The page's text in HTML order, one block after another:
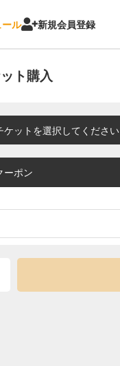
ル 新規会員登録
ト購入
ケットを選択してください
ーポン